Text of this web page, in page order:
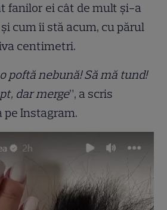
fanilor ei cât de mult și-a
cum îi stă acum, cu părul
centimetri.
poftă nebună! Să mă tund!
dar merge”, a scris
pe Instagram.